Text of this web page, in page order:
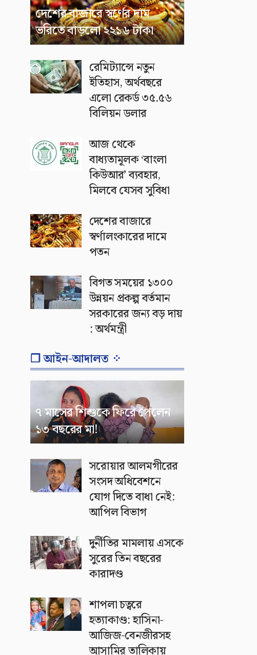
দেশের বাজারে স্বর্ণের দাম
ভরিতে বাড়লো ২২১৬ টাকা
রেমিট্যান্সে নতুন
ইতিহাস, অর্থবছরে
এলো রেকর্ড ৩৫.৫৬
বিলিয়ন ডলার
আজ থেকে
বাধ্যতামূলক ‘বাংলা
কিউআর’ ব্যবহার,
মিলবে যেসব সুবিধা
দেশের বাজারে
স্বর্ণালংকারের দামে
পতন
বিগত সময়ের ১৩০০
উন্নয়ন প্রকল্প বর্তমান
সরকারের জন্য বড় দায়
: অর্থমন্ত্রী
❐ আইন-আদালত ⁘
৭ মাসের শিশুকে ফিরে পেলেন
১৩ বছরের মা!
সরোয়ার আলমগীরের
সংসদ অধিবেশনে
যোগ দিতে বাধা নেই:
আপিল বিভাগ
দুর্নীতির মামলায় এসকে
সুরের তিন বছরের
কারাদণ্ড
শাপলা চত্বরে
হত্যাকাণ্ড: হাসিনা-
আজিজ-বেনজীরসহ
আসামির তালিকায়